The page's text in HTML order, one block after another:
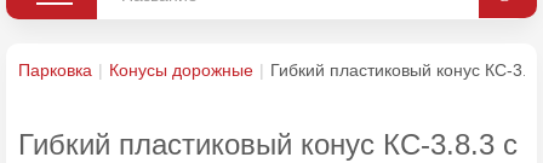
Парковка Конусы дорожные Гибкий пластиковый конус КС-
Гибкий пластиковый конус КС-3.8.3 с